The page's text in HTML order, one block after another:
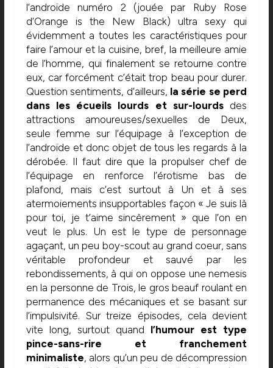
l’androïde numéro 2 (jouée par Ruby Rose
d’Orange is the New Black) ultra sexy qui
évidemment a toutes les caractéristiques pour
faire l’amour et la cuisine, bref, la meilleure amie
de l’homme, qui finalement se retourne contre
eux, car forcément c’était trop beau pour durer.
Question sentiments, d’ailleurs, la série se perd
dans les écueils lourds et sur-lourds des
attractions amoureuses/sexuelles de Deux,
seule femme sur l’équipage à l’exception de
l’androïde et donc objet de tous les regards à la
dérobée. Il faut dire que la propulser chef de
l’équipage en renforce l’érotisme bas de
plafond, mais c’est surtout à Un et à ses
atermoiements insupportables façon « Je suis là
pour toi, je t’aime sincèrement » que l’on en
veut le plus. Un est le type de personnage
agaçant, un peu boy-scout au grand coeur, sans
véritable profondeur et sauvé par les
rebondissements, à qui on oppose une nemesis
en la personne de Trois, le gros beauf roulant en
permanence des mécaniques et se basant sur
l’impulsivité. Sur treize épisodes, cela devient
vite long, surtout quand l’humour est type
pince-sans-rire et franchement
minimaliste, alors qu’un peu de décompression